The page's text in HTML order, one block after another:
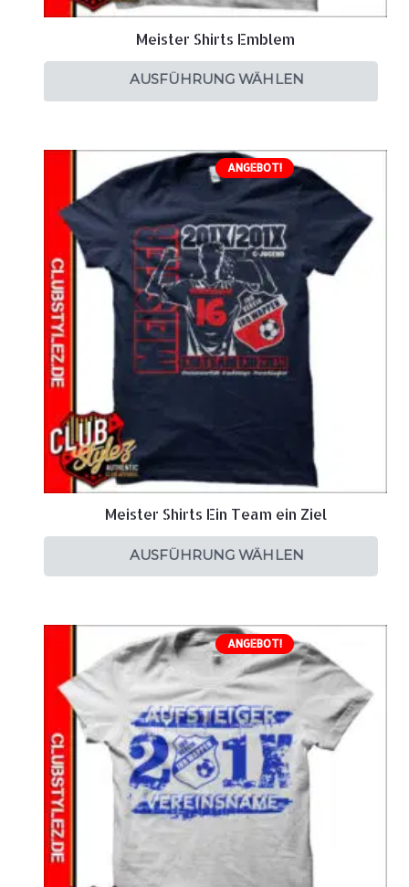
Meister Shirts Emblem
AUSFÜHRUNG WÄHLEN
ANGEBOT!
Meister Shirts Ein Team ein Ziel
AUSFÜHRUNG WÄHLEN
ANGEBOT!